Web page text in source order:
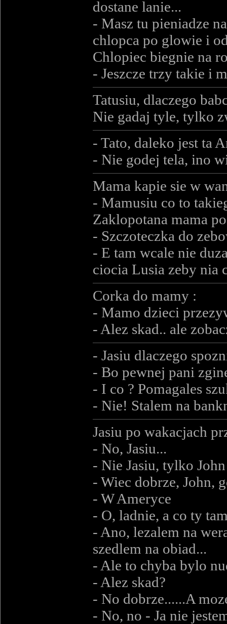
dostane lanie...
- Masz tu pieniadze
chlopca po glowie i
Chlopiec biegnie na
- Jeszcze trzy takie i
Tatusiu, dlaczego
Nie gadaj tyle, tylko
- Tato, daleko jest ta
- Nie godej tela, ino
Mama kapie sie w
- Mamusiu co to
Zaklopotana mama
- Szczoteczka do
- E tam wcale nie
ciocia Lusia zeby nia
Corka do mamy :
- Mamo dzieci
- Alez skad.. ale
- Jasiu dlaczego
- Bo pewnej pani
- I co ? Pomagales
- Nie! Stalem na
Jasiu po wakacjach
- No, Jasiu...
- Nie Jasiu, tylko
- Wiec dobrze, John,
- W Ameryce
- O, ladnie, a co ty
- Ano, lezalem na
szedlem na obiad...
- Ale to chyba bylo
- Alez skad?
- No dobrze......A
- No, no - Ja nie